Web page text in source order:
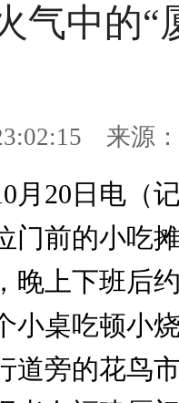
气中的“
来源
20日电（
门前的小吃
晚上下班后
小桌吃顿小
道旁的花鸟